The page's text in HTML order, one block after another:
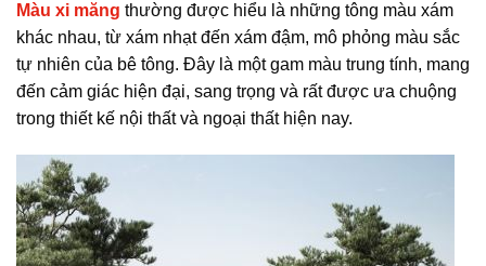
Màu xi măng thường được hiểu là những tông màu xám
khác nhau, từ xám nhạt đến xám đậm, mô phỏng màu sắc
tự nhiên của bê tông. Đây là một gam màu trung tính, mang
đến cảm giác hiện đại, sang trọng và rất được ưa chuộng
trong thiết kế nội thất và ngoại thất hiện nay.